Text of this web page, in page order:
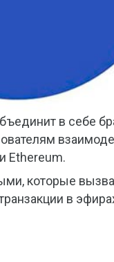
в себе
Ethereum.
которые
в